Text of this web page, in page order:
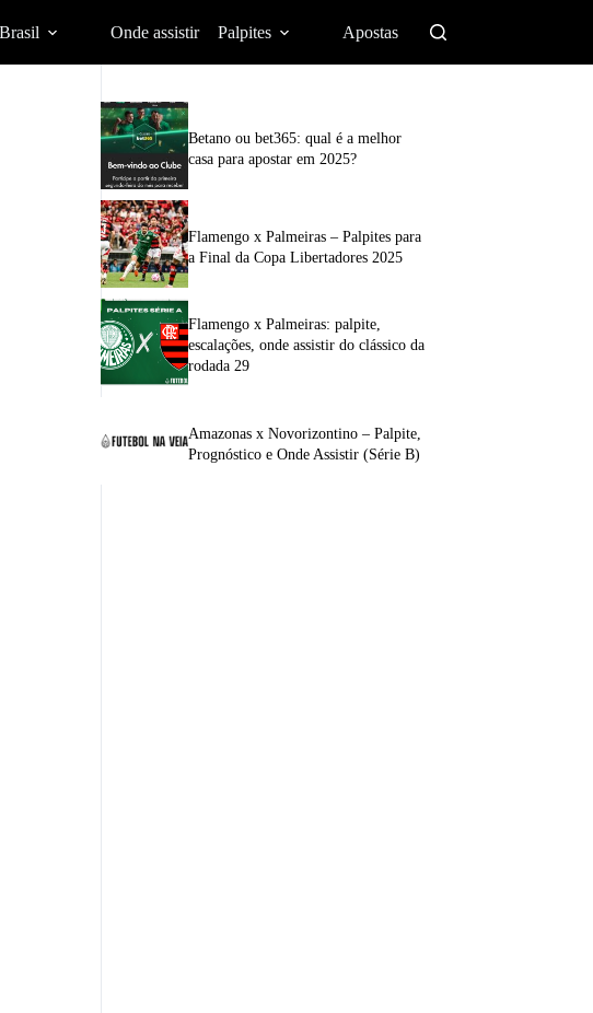
Onde assistir Palpites Apostas
Betano ou bet365: qual é a melhor
casa para apostar em 2025?
Flamengo x Palmeiras – Palpites para
a Final da Copa Libertadores 2025
Flamengo x Palmeiras: palpite,
escalações, onde assistir do clássico da
rodada 29
Amazonas x Novorizontino – Palpite,
Prognóstico e Onde Assistir (Série B)